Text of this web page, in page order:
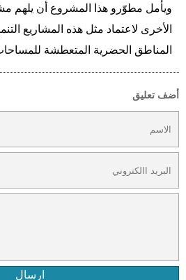
ويأمل مطوّرو هذا المشروع أن يلهم
الأخرى لاعتماد مثل هذه المشاريع
المناطق الحضرية المتعطشة
أضف تعليق
ارسال